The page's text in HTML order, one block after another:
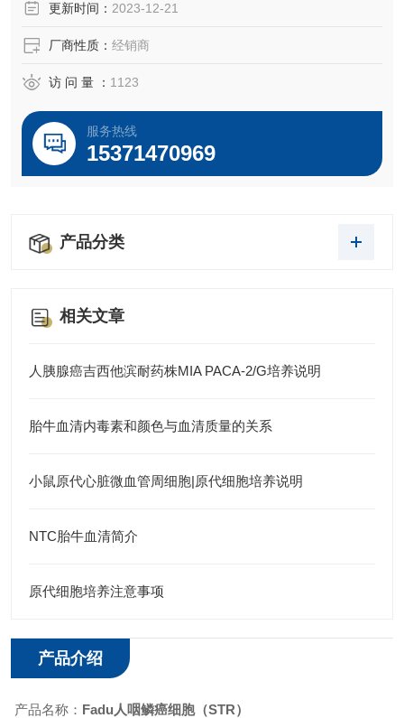
1.干冰全程运输，保证您的使用！
更新时间： 2023-12-21
厂商性质： 经销商
访 问 量 ： 1123
服务热线
15371470969
产品分类
相关文章
人胰腺癌吉西他滨耐药株MIA PACA-2/G培养说明
胎牛血清内毒素和颜色与血清质量的关系
小鼠原代心脏微血管周细胞|原代细胞培养说明
NTC胎牛血清简介
原代细胞培养注意事项
产品介绍
产品名称： Fadu人咽鳞癌细胞（​STR）